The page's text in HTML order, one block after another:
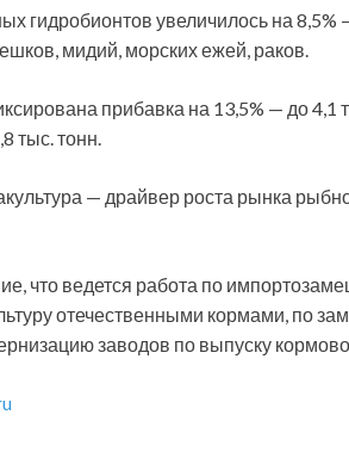
гидробионтов увеличилось на 8,5%
мидий, морских ежей, раков.
прибавка на 13,5% — до 4,1
тыс. тонн.
— драйвер роста рынка
что ведется работа по
отечественными кормами, по
заводов по выпуску